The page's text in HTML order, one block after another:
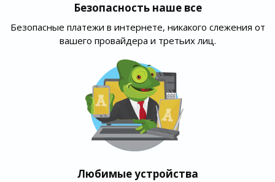
Безопасность наше все
Безопасные платежи в интернете, никакого слежения от
вашего провайдера и третьих лиц.
Любимые устройства